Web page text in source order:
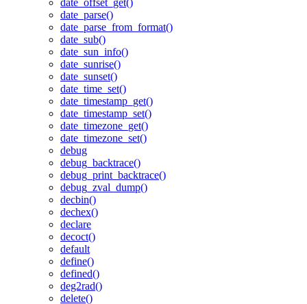
date_offset_get()
date_parse()
date_parse_from_format()
date_sub()
date_sun_info()
date_sunrise()
date_sunset()
date_time_set()
date_timestamp_get()
date_timestamp_set()
date_timezone_get()
date_timezone_set()
debug
debug_backtrace()
debug_print_backtrace()
debug_zval_dump()
decbin()
dechex()
declare
decoct()
default
define()
defined()
deg2rad()
delete()